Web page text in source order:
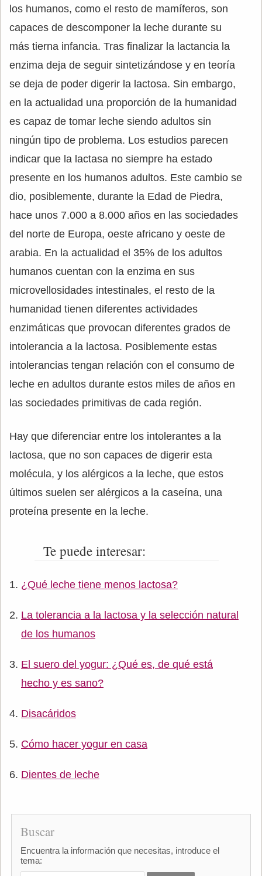
los humanos, como el resto de mamíferos, son
capaces de descomponer la leche durante su
más tierna infancia. Tras finalizar la lactancia la
enzima deja de seguir sintetizándose y en teoría
se deja de poder digerir la lactosa. Sin embargo,
en la actualidad una proporción de la humanidad
es capaz de tomar leche siendo adultos sin
ningún tipo de problema. Los estudios parecen
indicar que la lactasa no siempre ha estado
presente en los humanos adultos. Este cambio se
dio, posiblemente, durante la Edad de Piedra,
hace unos 7.000 a 8.000 años en las sociedades
del norte de Europa, oeste africano y oeste de
arabia. En la actualidad el 35% de los adultos
humanos cuentan con la enzima en sus
microvellosidades intestinales, el resto de la
humanidad tienen diferentes actividades
enzimáticas que provocan diferentes grados de
intolerancia a la lactosa. Posiblemente estas
intolerancias tengan relación con el consumo de
leche en adultos durante estos miles de años en
las sociedades primitivas de cada región.
Hay que diferenciar entre los intolerantes a la
lactosa, que no son capaces de digerir esta
molécula, y los alérgicos a la leche, que estos
últimos suelen ser alérgicos a la caseína, una
proteína presente en la leche.
Te puede interesar:
¿Qué leche tiene menos lactosa?
La tolerancia a la lactosa y la selección natural
de los humanos
El suero del yogur: ¿Qué es, de qué está
hecho y es sano?
Disacáridos
Cómo hacer yogur en casa
Dientes de leche
Buscar
Encuentra la información que necesitas, introduce el
tema: